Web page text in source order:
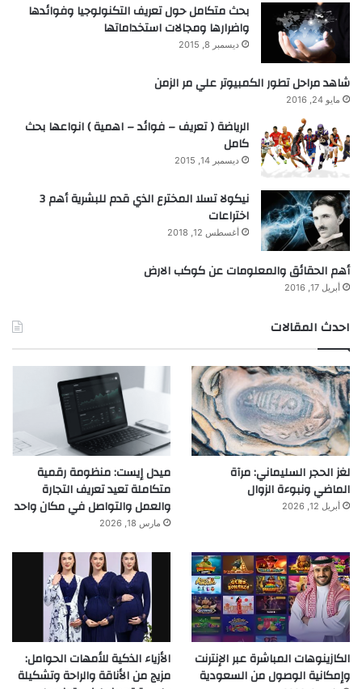
بحث متكامل حول تعريف التكنولوجيا وفوائدها
واضرارها ومجالات استخداماتها
ديسمبر 8, 2015
شاهد مراحل تطور الكمبيوتر علي مر الزمن
مايو 24, 2016
الرياضة ( تعريف – فوائد – اهمية ) انواعها بحث
كامل
ديسمبر 14, 2015
نيكولا تسلا المخترع الذي قدم للبشرية أهم 3
اختراعات
أغسطس 12, 2018
أهم الحقائق والمعلومات عن كوكب الارض
أبريل 17, 2016
احدث المقالات
لغز الحجر السليماني: مرآة
الماضي ونبوءة الزوال
أبريل 12, 2026
ميدل إيست: منظومة رقمية
متكاملة تعيد تعريف التجارة
والعمل والتواصل في مكان واحد
مارس 18, 2026
الكازينوهات المباشرة عبر الإنترنت
وإمكانية الوصول من السعودية
الأزياء الذكية للأمهات الحوامل:
مزيج من الأناقة والراحة وتشكيلة